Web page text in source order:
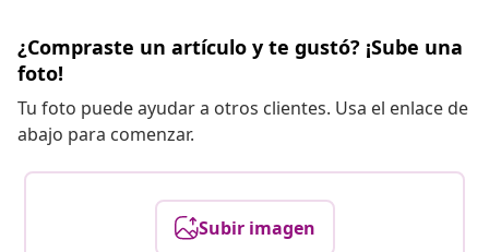
¿Compraste un artículo y te gustó? ¡Sube una
foto!
Tu foto puede ayudar a otros clientes. Usa el enlace de
abajo para comenzar.
Subir imagen